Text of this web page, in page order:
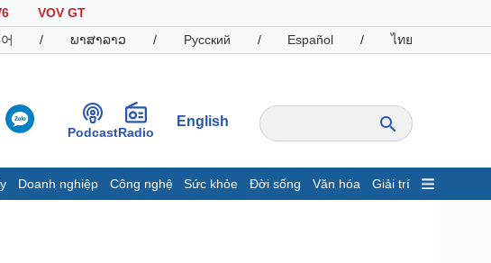
VOV GT
/ ພາສາລາວ / Русский / Español / ไทย
PodcastRadio
English
Doanh nghiệp Công nghệ Sức khỏe Đời sống Văn hóa Giải trí